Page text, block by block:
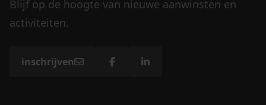
Blijf op de hoogte van nieuwe aanwinsten en
activiteiten.
inschrijven